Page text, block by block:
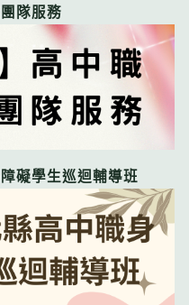
隊服務
礙學生巡迴輔導班